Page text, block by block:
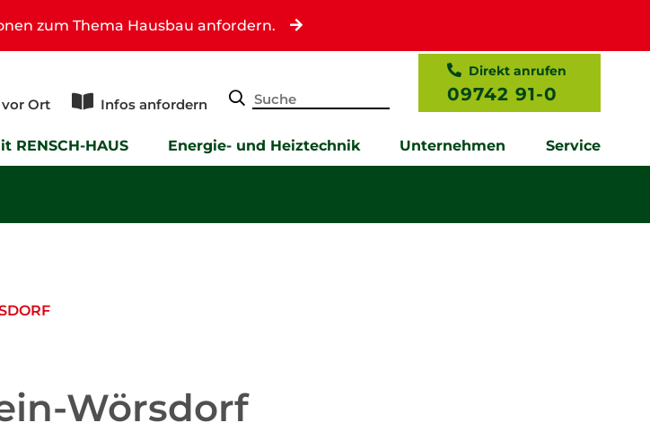
zum Thema Hausbau anfordern.
Ort Infos anfordern
Direkt anrufen
09742 91-0
RENSCH-HAUS Energie- und Heiztechnik Unternehmen Service
Wörsdorf